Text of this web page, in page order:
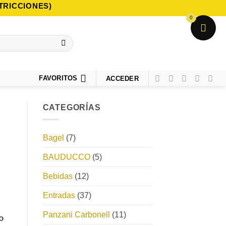
FAVORITOS ACCEDER
CATEGORÍAS
Bagel (7)
BAUDUCCO(5)
Bebidas(12)
Entradas(37)
Panzani Carbonell (11)
0